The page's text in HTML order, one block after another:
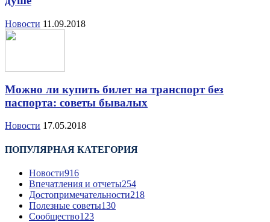
Новости 11.09.2018
Можно ли купить билет на транспорт без
паспорта: советы бывалых
Новости 17.05.2018
ПОПУЛЯРНАЯ КАТЕГОРИЯ
Новости916
Впечатления и отчеты254
Достопримечательности218
Полезные советы130
Сообщество123